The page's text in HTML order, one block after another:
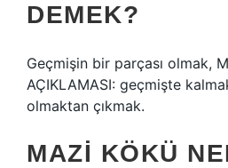
DEMEK?
Geçmişin bir parçası olmak,
AÇIKLAMASI: geçmişte
olmaktan çıkmak.
MAZI KÖKÜ